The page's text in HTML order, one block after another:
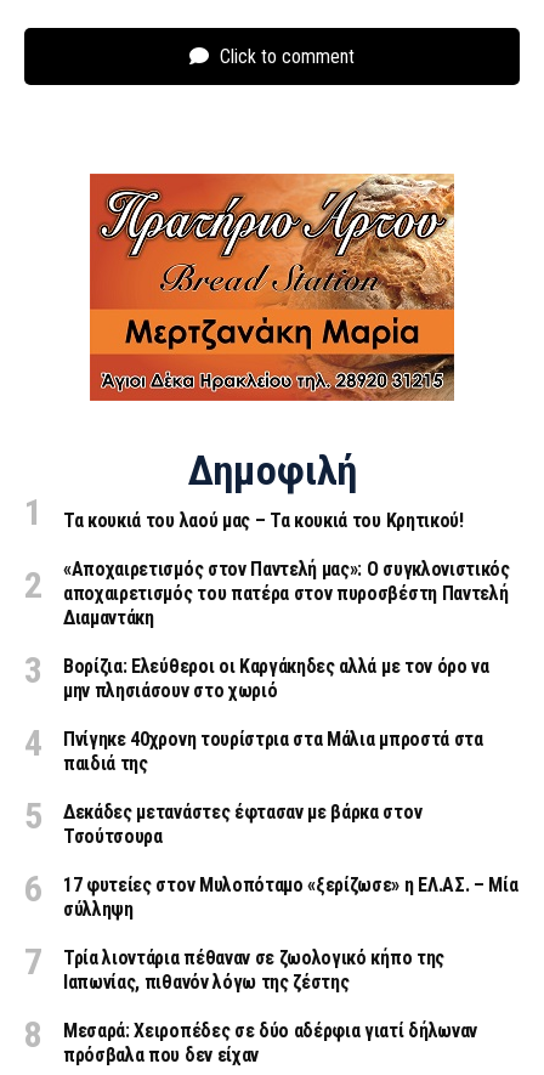
Click to comment
Δημοφιλή
Τα κουκιά του λαού μας – Τα κουκιά του Κρητικού!
«Aποχαιρετισμός στον Παντελή μας»: Ο συγκλονιστικός
αποχαιρετισμός του πατέρα στον πυροσβέστη Παντελή
Διαμαντάκη
Βορίζια: Ελεύθεροι οι Καργάκηδες αλλά με τον όρο να
μην πλησιάσουν στο χωριό
Πνίγηκε 40χρονη τουρίστρια στα Μάλια μπροστά στα
παιδιά της
Δεκάδες μετανάστες έφτασαν με βάρκα στον
Τσούτσουρα
17 φυτείες στον Μυλοπόταμο «ξερίζωσε» η ΕΛ.ΑΣ. – Μία
σύλληψη
Τρία λιοντάρια πέθαναν σε ζωολογικό κήπο της
Ιαπωνίας, πιθανόν λόγω της ζέστης
Μεσαρά: Χειροπέδες σε δύο αδέρφια γιατί δήλωναν
πρόσβαλα που δεν είχαν